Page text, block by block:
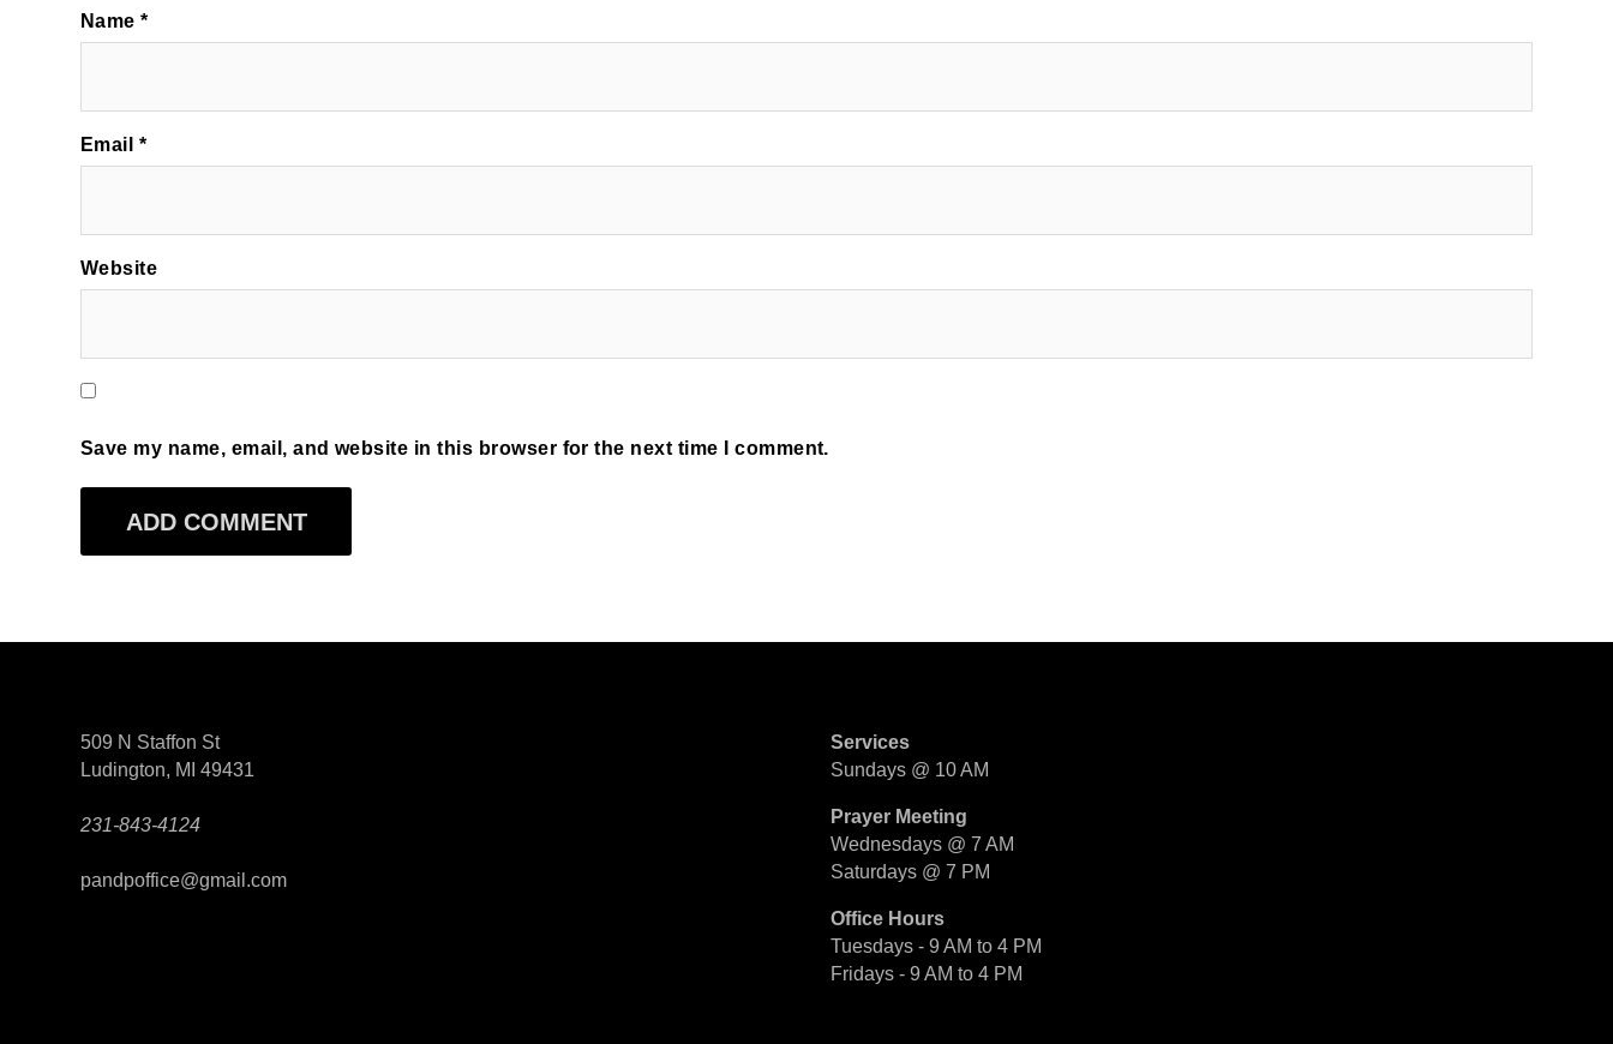
Name*
Email *
Website
Save my name, email, and website in this browser for the next time I comment.
509 N Staffon St
Ludington, MI 49431
231-843-4124
pandpoffice@gmail.com
Services
Sundays @ 10 AM
Prayer Meeting
Wednesdays @ 7 AM
Saturdays @ 7 PM
Office Hours
Tuesdays - 9 AM to 4 PM
Fridays - 9 AM to 4 PM